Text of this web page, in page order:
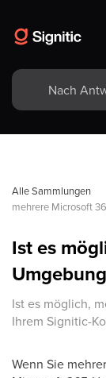
Alle Sammlungen
mehrere Microsoft
Ist es
Ist es möglich,
Ihrem Signitic-
Wenn Sie